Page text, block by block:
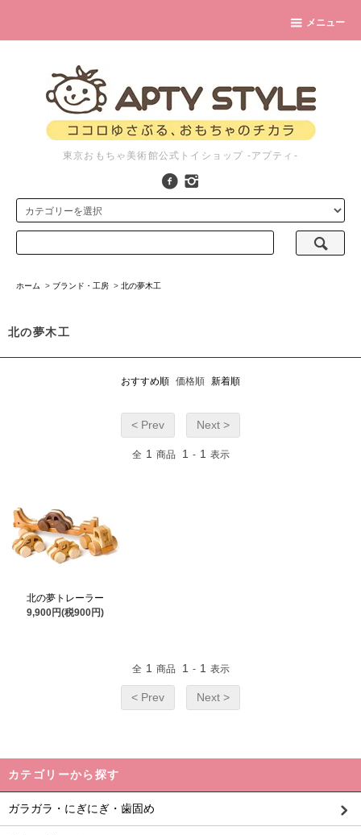
メニュー
東京おもちゃ美術館公式トイショップ -アプティ-
ホーム > ブランド・工房 > 北の夢木工
北の夢木工
おすすめ順 価格順 新着順
< Prev Next >
全 1 商品 1 - 1 表示
北の夢トレーラー
9,900円(税900円)
全 1 商品 1 - 1 表示
< Prev Next >
カテゴリーから探す
ガラガラ・にぎにぎ・歯固め